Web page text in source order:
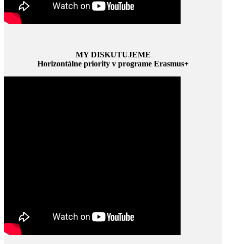
MY DISKUTUJEME
Horizontálne priority v programe Erasmus+